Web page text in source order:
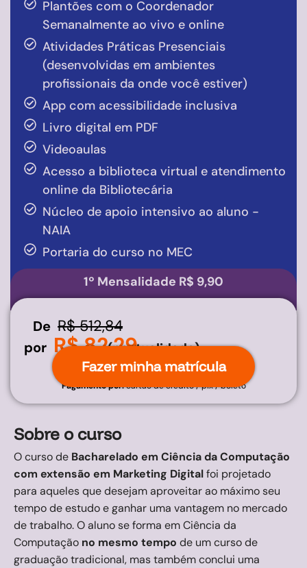
Sobre o curso
O curso de Bacharelado em Ciência da Computação
com extensão em Marketing Digitalfoi projetado
para aqueles que desejam aproveitar ao máximo seu
tempo de estudo e ganhar uma vantagem no mercado
de trabalho. O aluno se forma em Ciência da
Computação no mesmo tempo de um curso de
graduação tradicional, mas também conclui uma
Plantões com o Coordenador
Semanalmente ao vivo e online
Atividades Práticas Presenciais
(desenvolvidas em ambientes
profissionais da onde você estiver)
App com acessibilidade inclusiva
Livro digital em PDF
Videoaulas
Acesso a biblioteca virtual e atendimento
online da Bibliotecária
Núcleo de apoio intensivo ao aluno -
NAIA
Portaria do curso no MEC
1º Mensalidade R$ 9,90
De R$ 512,84
por R$ 82,29(pontualidade)
Fazer minha matrícula
Pagamento por:cartão de crédito / pix / boleto